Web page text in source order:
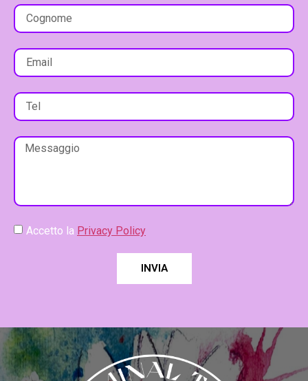
Accetto la Privacy Policy
INVIA